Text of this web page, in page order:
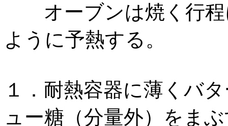
オーブンは焼く行程
ように予熱する。
１．耐熱容器に薄くバ
ュー糖（分量外）をま